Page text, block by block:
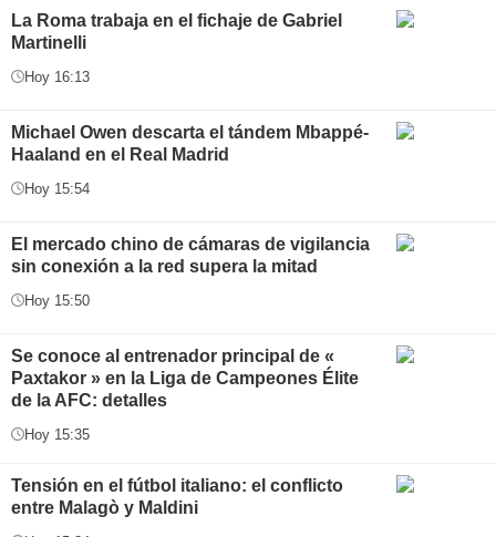
La Roma trabaja en el fichaje de Gabriel
Martinelli
Hoy 16:13
Michael Owen descarta el tándem Mbappé-
Haaland en el Real Madrid
Hoy 15:54
El mercado chino de cámaras de vigilancia
sin conexión a la red supera la mitad
Hoy 15:50
Se conoce al entrenador principal de «
Paxtakor » en la Liga de Campeones Élite
de la AFC: detalles
Hoy 15:35
Tensión en el fútbol italiano: el conflicto
entre Malagò y Maldini